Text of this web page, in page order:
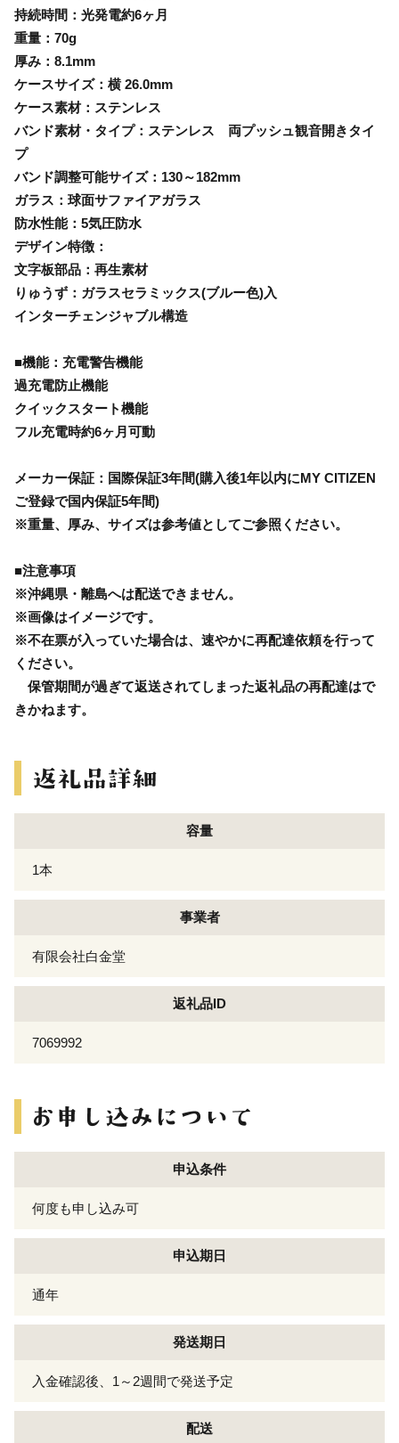
持続時間：光発電約6ヶ月
重量：70g
厚み：8.1mm
ケースサイズ：横 26.0mm
ケース素材：ステンレス
バンド素材・タイプ：ステンレス 両プッシュ観音開きタイ
プ
バンド調整可能サイズ：130～182mm
ガラス：球面サファイアガラス
防水性能：5気圧防水
デザイン特徴：
文字板部品：再生素材
りゅうず：ガラスセラミックス(ブルー色)入
インターチェンジャブル構造
■機能：充電警告機能
過充電防止機能
クイックスタート機能
フル充電時約6ヶ月可動
メーカー保証：国際保証3年間(購入後1年以内にMY CITIZEN
ご登録で国内保証5年間)
※重量、厚み、サイズは参考値としてご参照ください。
■注意事項
※沖縄県・離島へは配送できません。
※画像はイメージです。
※不在票が入っていた場合は、速やかに再配達依頼を行って
ください。
保管期間が過ぎて返送されてしまった返礼品の再配達はで
きかねます。
容量
1本
事業者
有限会社白金堂
返礼品ID
7069992
申込条件
何度も申し込み可
申込期日
通年
発送期日
入金確認後、1～2週間で発送予定
配送